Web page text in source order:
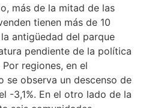
más de la mitad de las
tienen más de 10
antigüedad del parque
pendiente de la política
regiones, en el
se observa un descenso de
-3,1%. En el otro lado de la